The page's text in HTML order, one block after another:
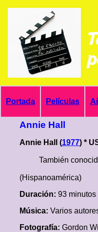
Portada Películas
Annie Hall
Annie Hall (1977) *
También
(Hispanoamérica)
Duración: 93 minutos
Música: Varios
Fotografía: Gordon